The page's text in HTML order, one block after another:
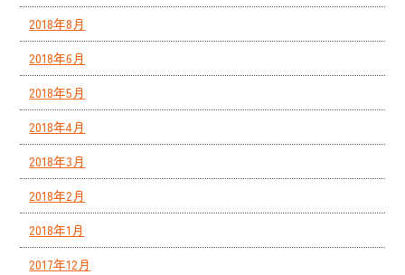
2018年8月
2018年6月
2018年5月
2018年4月
2018年3月
2018年2月
2018年1月
2017年12月